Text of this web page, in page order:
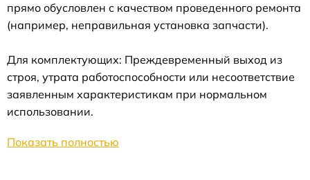
прямо обусловлен с качеством проведенного ремонта
(например, неправильная установка запчасти).
Для комплектующих: Преждевременный выход из
строя, утрата работоспособности или несоответствие
заявленным характеристикам при нормальном
использовании.
Показать полностью